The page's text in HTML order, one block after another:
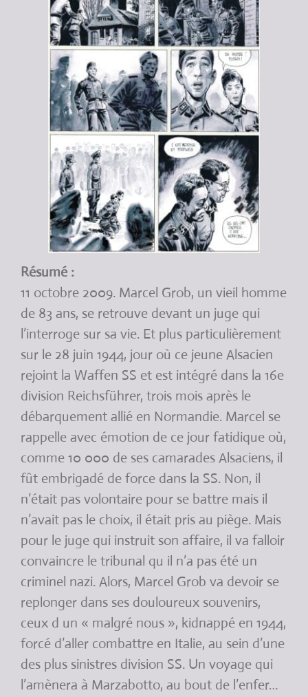
Résumé :
11 octobre 2009. Marcel Grob, un vieil homme
de 83 ans, se retrouve devant un juge qui
l’interroge sur sa vie. Et plus particulièrement
sur le 28 juin 1944, jour où ce jeune Alsacien
rejoint la Waffen SS et est intégré dans la 16e
division Reichsführer, trois mois après le
débarquement allié en Normandie. Marcel se
rappelle avec émotion de ce jour fatidique où,
comme 10 000 de ses camarades Alsaciens, il
fût embrigadé de force dans la SS. Non, il
n’était pas volontaire pour se battre mais il
n’avait pas le choix, il était pris au piège. Mais
pour le juge qui instruit son affaire, il va falloir
convaincre le tribunal qu il n’a pas été un
criminel nazi. Alors, Marcel Grob va devoir se
replonger dans ses douloureux souvenirs,
ceux d un « malgré nous », kidnappé en 1944,
forcé d’aller combattre en Italie, au sein d’une
des plus sinistres division SS. Un voyage qui
l’amènera à Marzabotto, au bout de l’enfer…